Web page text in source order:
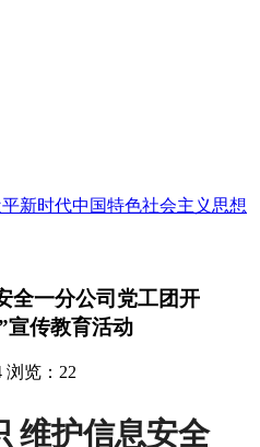
新时代中国特色社会主义思想
全一分公司党工团开
宣传教育活动
浏览：22
维护信息安全